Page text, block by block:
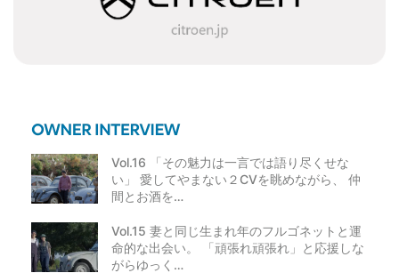
Vol.16 「その魅力は一言では語り尽くせな
い」 愛してやまない２CVを眺めながら、 仲
間とお酒を…
Vol.15 妻と同じ生まれ年のフルゴネットと運
命的な出会い。 「頑張れ頑張れ」と応援しな
がらゆっく…